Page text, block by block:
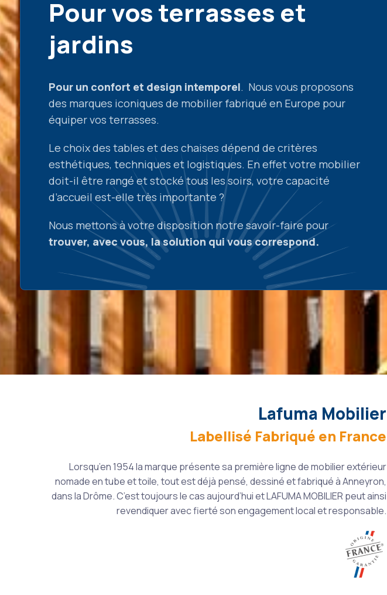
Pour vos terrasses et
jardins
Pour un confort et design intemporel. Nous vous proposons
des marques iconiques de mobilier fabriqué en Europe pour
équiper vos terrasses.
Le choix des tables et des chaises dépend de critères
esthétiques, techniques et logistiques. En effet votre mobilier
doit-il être rangé et stocké tous les soirs, votre capacité
d’accueil est-elle très importante ?
Nous mettons à votre disposition notre savoir-faire pour
trouver, avec vous, la solution qui vous correspond.
Lafuma Mobilier
Labellisé Fabriqué en France
Lorsqu’en 1954 la marque présente sa première ligne de mobilier extérieur
nomade en tube et toile, tout est déjà pensé, dessiné et fabriqué à Anneyron,
dans la Drôme. C’est toujours le cas aujourd’hui et LAFUMA MOBILIER peut ainsi
revendiquer avec fierté son engagement local et responsable.